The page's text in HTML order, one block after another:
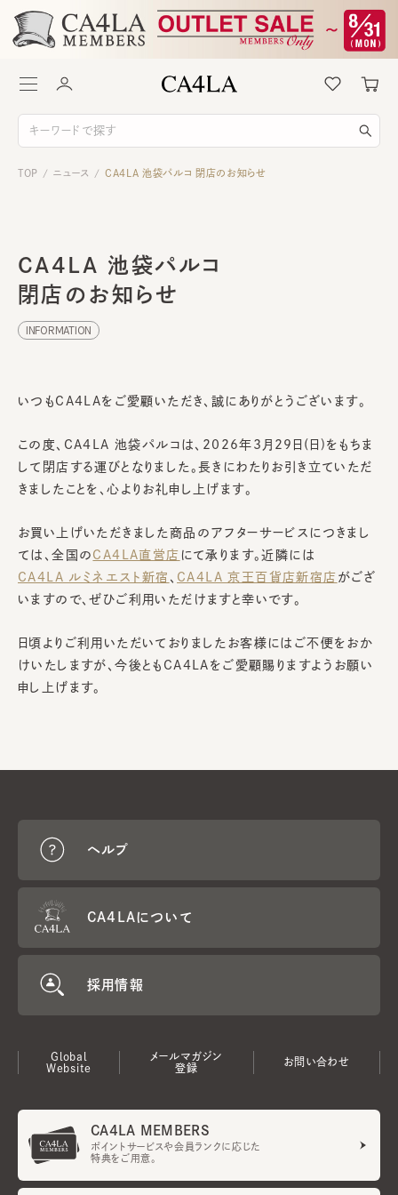
TOP / ニュース / CA4LA 池袋パルコ 閉店のお知らせ
CA4LA 池袋パルコ
閉店のお知らせ
INFORMATION
いつもCA4LAをご愛顧いただき、誠にありがとうございます。
この度、CA4LA 池袋パルコは、2026年3月29日(日)をもちま
して閉店する運びとなりました。長きにわたりお引き立ていただ
きましたことを、心よりお礼申し上げます。
お買い上げいただきました商品のアフターサービスにつきまし
ては、全国の CA4LA直営店 にて承ります。近隣には
CA4LA ルミネエスト新宿 、 CA4LA 京王百貨店新宿店 がござ
いますので、ぜひご利用いただけますと幸いです。
日頃よりご利用いただいておりましたお客様にはご不便をおか
けいたしますが、今後ともCA4LAをご愛顧賜りますようお願い
申し上げます。
ヘルプ
CA4LAについて
採用情報
Global
Website
メールマガジン
登録
お問い合わせ
CA4LA MEMBERS
ポイントサービスや会員ランクに応じた
特典をご用意。